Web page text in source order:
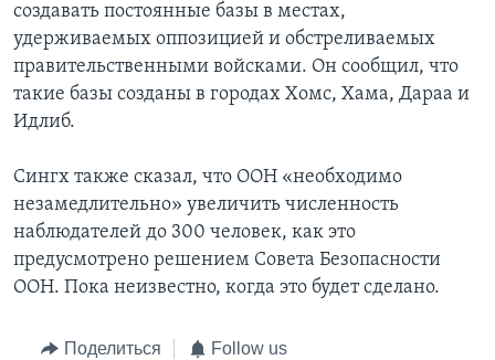
создавать постоянные базы в местах,
удерживаемых оппозицией и обстреливаемых
правительственными войсками. Он сообщил, что
такие базы созданы в городах Хомс, Хама, Дараа и
Идлиб.
Сингх также сказал, что ООН «необходимо
незамедлительно» увеличить численность
наблюдателей до 300 человек, как это
предусмотрено решением Совета Безопасности
ООН. Пока неизвестно, когда это будет сделано.
Поделиться Follow us